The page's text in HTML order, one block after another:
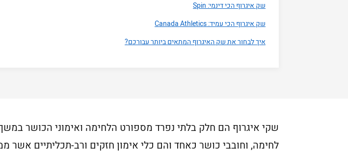
שק איגרוף הכי דינמי: Spin
שק איגרוף הכי עמיד: Canada Athletics
איך לבחור את שק האיגרוף המתאים ביותר עבורכם?
שקי איגרוף הם חלק בלתי נפרד מספורט הלחימה ואימוני הכושר
לחימה, וחובבי כושר כאחד והם כלי אימון חזקים ורב-תכליתיים אשר